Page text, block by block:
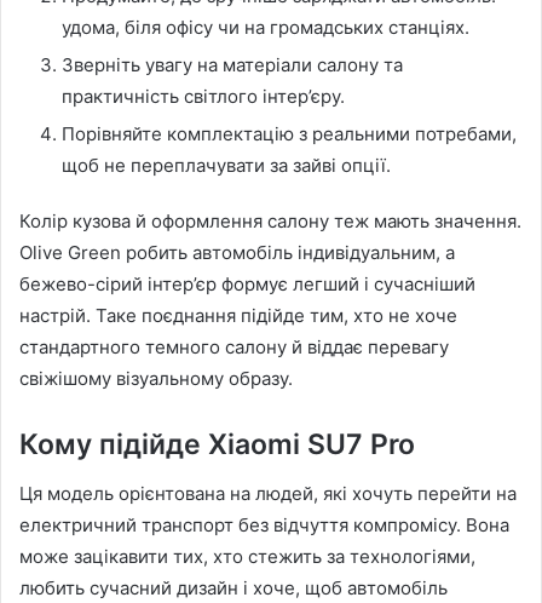
удома, біля офісу чи на громадських станціях.
Зверніть увагу на матеріали салону та
практичність світлого інтер’єру.
Порівняйте комплектацію з реальними потребами,
щоб не переплачувати за зайві опції.
Колір кузова й оформлення салону теж мають значення.
Olive Green робить автомобіль індивідуальним, а
бежево-сірий інтер’єр формує легший і сучасніший
настрій. Таке поєднання підійде тим, хто не хоче
стандартного темного салону й віддає перевагу
свіжішому візуальному образу.
Кому підійде Xiaomi SU7 Pro
Ця модель орієнтована на людей, які хочуть перейти на
електричний транспорт без відчуття компромісу. Вона
може зацікавити тих, хто стежить за технологіями,
любить сучасний дизайн і хоче, щоб автомобіль